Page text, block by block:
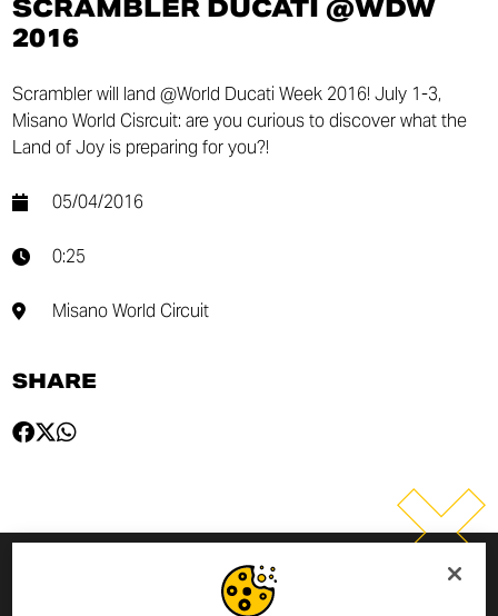
SCRAMBLER DUCATI @WDW
2016
Scrambler will land @World Ducati Week 2016! July 1-3,
Misano World Cisrcuit: are you curious to discover what the
Land of Joy is preparing for you?!
05/04/2016
0:25
Misano World Circuit
SHARE
MELDE DICH ZUM NEWSLETTER